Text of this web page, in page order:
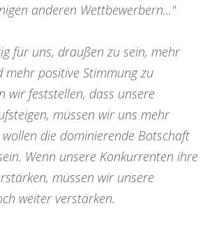
anderen Wettbewerbern..."
für uns, draußen zu sein, mehr
mehr positive Stimmung zu
wir feststellen, dass unsere
müssen wir uns mehr
die dominierende Botschaft
Wenn unsere Konkurrenten ihre
müssen wir unsere
weiter verstärken.